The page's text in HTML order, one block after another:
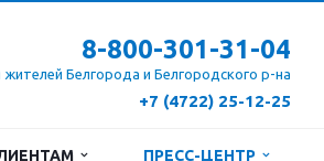
8-800-301-31-04
жителей Белгорода и Белгородского р-на
+7 (4722) 25-12-25
ПРЕСС-ЦЕНТР